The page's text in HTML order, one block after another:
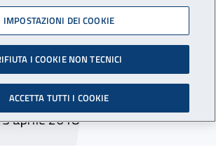
"Progetto Pesca
attività 2014 -
aprile 2018
IMPOSTAZIONI DEI COOKIE
I COOKIE NON TECNICI
ACCETTA TUTTI I COOKIE